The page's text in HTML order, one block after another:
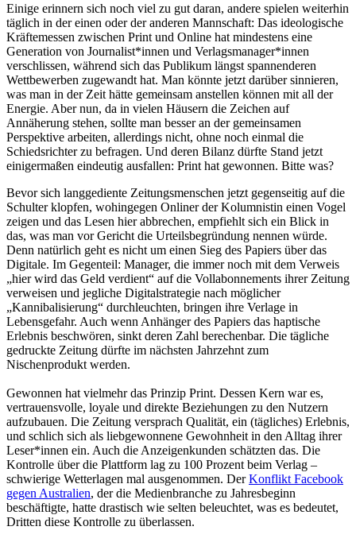
Einige erinnern sich noch viel zu gut daran, andere spielen weiterhin
täglich in der einen oder der anderen Mannschaft: Das ideologische
Kräftemessen zwischen Print und Online hat mindestens eine
Generation von Journalist*innen und Verlagsmanager*innen
verschlissen, während sich das Publikum längst spannenderen
Wettbewerben zugewandt hat. Man könnte jetzt darüber sinnieren,
was man in der Zeit hätte gemeinsam anstellen können mit all der
Energie. Aber nun, da in vielen Häusern die Zeichen auf
Annäherung stehen, sollte man besser an der gemeinsamen
Perspektive arbeiten, allerdings nicht, ohne noch einmal die
Schiedsrichter zu befragen. Und deren Bilanz dürfte Stand jetzt
einigermaßen eindeutig ausfallen: Print hat gewonnen. Bitte was?
Bevor sich langgediente Zeitungsmenschen jetzt gegenseitig auf die
Schulter klopfen, wohingegen Onliner der Kolumnistin einen Vogel
zeigen und das Lesen hier abbrechen, empfiehlt sich ein Blick in
das, was man vor Gericht die Urteilsbegründung nennen würde.
Denn natürlich geht es nicht um einen Sieg des Papiers über das
Digitale. Im Gegenteil: Manager, die immer noch mit dem Verweis
„hier wird das Geld verdient“ auf die Vollabonnements ihrer Zeitung
verweisen und jegliche Digitalstrategie nach möglicher
„Kannibalisierung“ durchleuchten, bringen ihre Verlage in
Lebensgefahr. Auch wenn Anhänger des Papiers das haptische
Erlebnis beschwören, sinkt deren Zahl berechenbar. Die tägliche
gedruckte Zeitung dürfte im nächsten Jahrzehnt zum
Nischenprodukt werden.
Gewonnen hat vielmehr das Prinzip Print. Dessen Kern war es,
vertrauensvolle, loyale und direkte Beziehungen zu den Nutzern
aufzubauen. Die Zeitung versprach Qualität, ein (tägliches) Erlebnis,
und schlich sich als liebgewonnene Gewohnheit in den Alltag ihrer
Leser*innen ein. Auch die Anzeigenkunden schätzten das. Die
Kontrolle über die Plattform lag zu 100 Prozent beim Verlag –
schwierige Wetterlagen mal ausgenommen. DerKonflikt Facebook
gegen Australien, der die Medienbranche zu Jahresbeginn
beschäftigte, hatte drastisch wie selten beleuchtet, was es bedeutet,
Dritten diese Kontrolle zu überlassen.